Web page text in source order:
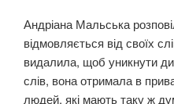
Андріана Мальська
відмовляється від своїх
видалила, щоб уникнути
слів, вона отримала в
людей, які мають таку ж